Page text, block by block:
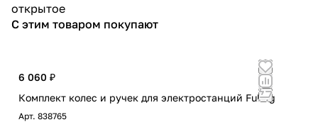
открытое
С этим товаром покупают
6 060 ₽
Комплект колес и ручек для электростанций Fubag
Арт. 838765